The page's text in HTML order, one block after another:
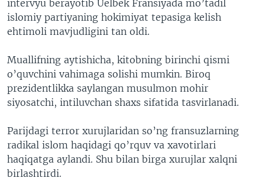
intervyu berayotib Uelbek Fransiyada mo’tadil
islomiy partiyaning hokimiyat tepasiga kelish
ehtimoli mavjudligini tan oldi.
Muallifning aytishicha, kitobning birinchi qismi
o’quvchini vahimaga solishi mumkin. Biroq
prezidentlikka saylangan musulmon mohir
siyosatchi, intiluvchan shaxs sifatida tasvirlanadi.​
Parijdagi terror xurujlaridan so’ng fransuzlarning
radikal islom haqidagi qo’rquv va xavotirlari
haqiqatga aylandi. Shu bilan birga xurujlar xalqni
birlashtirdi.